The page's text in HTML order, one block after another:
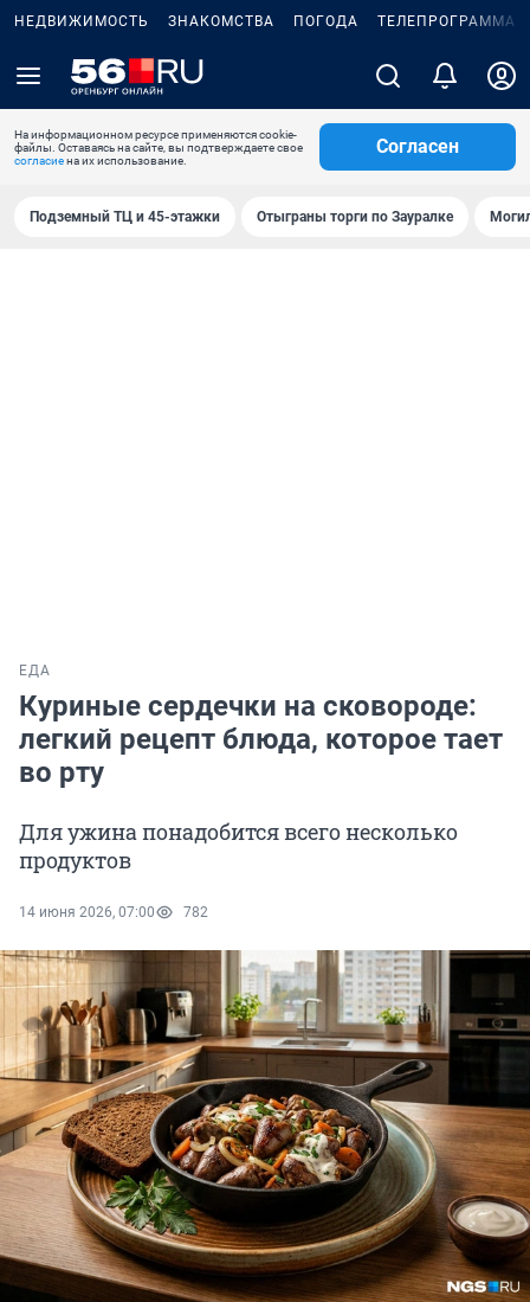
НЕДВИЖИМОСТЬ ЗНАКОМСТВА ПОГОДА ТЕЛЕПРОГРАММА
На информационном ресурсе применяются cookie-
файлы. Оставаясь на сайте, вы подтверждаете свое
согласиена их использование.
Согласен
Подземный ТЦ и 45-этажки Отыграны торги по Зауралке
ЕДА
Куриные сердечки на сковороде:
легкий рецепт блюда, которое тает
во рту
Для ужина понадобится всего несколько
продуктов
14 июня 2026, 07:00 782